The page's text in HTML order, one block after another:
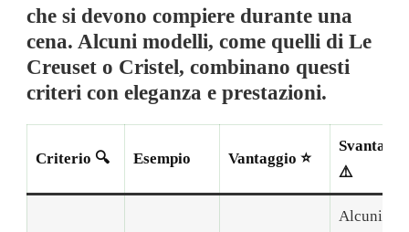
che si devono compiere durante una
cena. Alcuni modelli, come quelli di Le
Creuset o Cristel, combinano questi
criteri con eleganza e prestazioni.
Criterio 🔍 Esempio Vantaggio ⭐
⚠️
Alcuni